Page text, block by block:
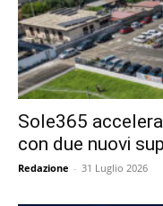
Sole365
con due nuovi
Redazione - 31 Luglio 2026